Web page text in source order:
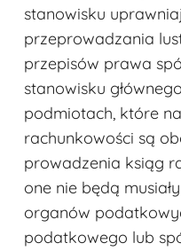
stanowisku
przeprowadzania
przepisów prawa
stanowisku
podmiotach, które
rachunkowości są
prowadzenia ksiąg
one nie będą
organów
podatkowego lub